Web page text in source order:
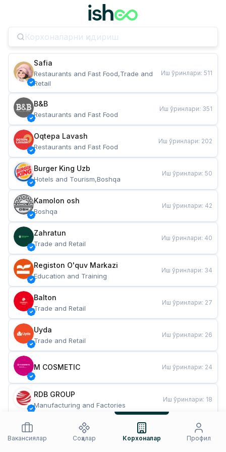
Safia
Restaurants and Fast Food,Trade and
Retail
Иш ўринлари: 511
B&B
Restaurants and Fast Food
Иш ўринлари: 351
Oqtepa Lavash
Restaurants and Fast Food
Иш ўринлари: 202
Burger King Uzb
Hotels and Tourism,Boshqa
Иш ўринлари: 50
Kamolon osh
Boshqa
Иш ўринлари: 42
Zahratun
Trade and Retail
Иш ўринлари: 40
Registon O'quv Markazi
Education and Training
Иш ўринлари: 34
Balton
Trade and Retail
Иш ўринлари: 27
Uyda
Trade and Retail
Иш ўринлари: 26
M COSMETIC Иш ўринлари: 24
RDB GROUP
Manufacturing and Factories
Иш ўринлари: 18
Restaurants and Fast Food
Иш ўринлари
Вакансиялар
Соҳалар Корхоналар Профил